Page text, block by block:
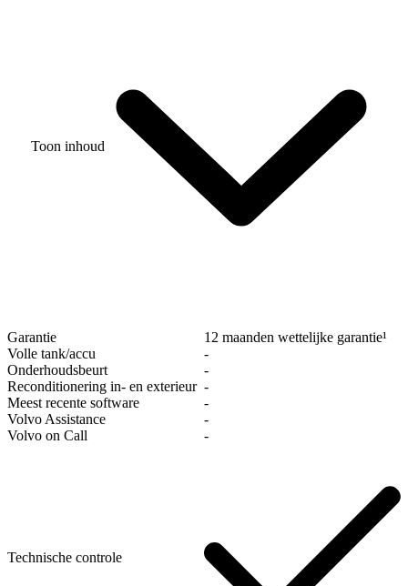
Toon inhoud
Garantie
12 maanden wettelijke garantie¹
Volle tank/accu
‐
Onderhoudsbeurt
‐
Reconditionering in- en exterieur ‐
Meest recente software
‐
Volvo Assistance
‐
Volvo on Call
‐
Technische controle